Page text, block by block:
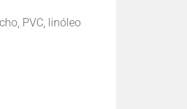
PVC, linóleo